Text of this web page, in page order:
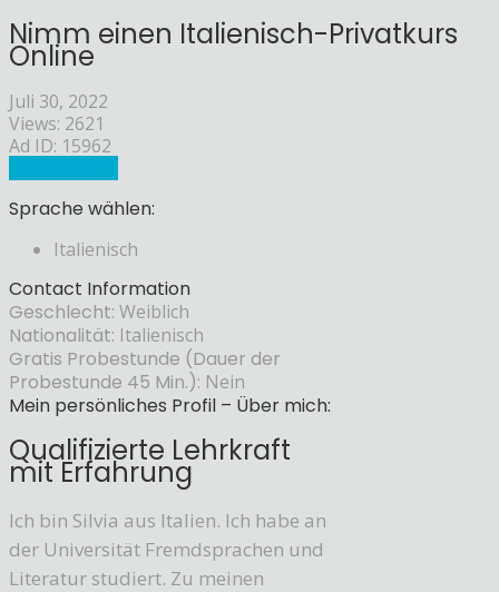
Nimm einen Italienisch-Privatkurs
Online
Juli 30, 2022
Views: 2621
Ad ID: 15962
Sprache wählen:
Italienisch
Contact Information
Geschlecht: Weiblich
Nationalität: Italienisch
Gratis Probestunde (Dauer der
Probestunde 45 Min.): Nein
Mein persönliches Profil – Über mich:
Qualifizierte Lehrkraft
mit Erfahrung
Ich bin Silvia aus Italien. Ich habe an
der Universität Fremdsprachen und
Literatur studiert. Zu meinen